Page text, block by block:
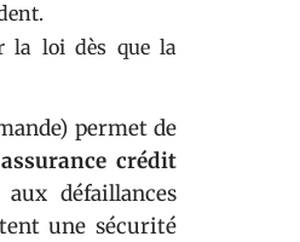
la loi dès que la
permet de
assurance crédit
défaillances
une sécurité